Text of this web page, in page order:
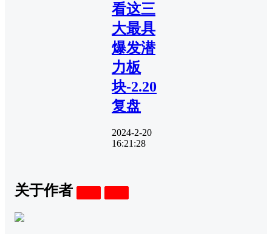
看这三
大最具
爆发潜
力板
块-2.20
复盘
2024-2-20
16:21:28
关于作者